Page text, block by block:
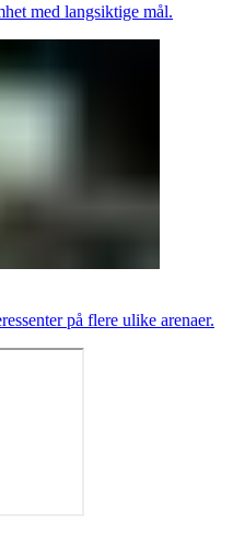
med langsiktige mål.
på flere ulike arenaer.